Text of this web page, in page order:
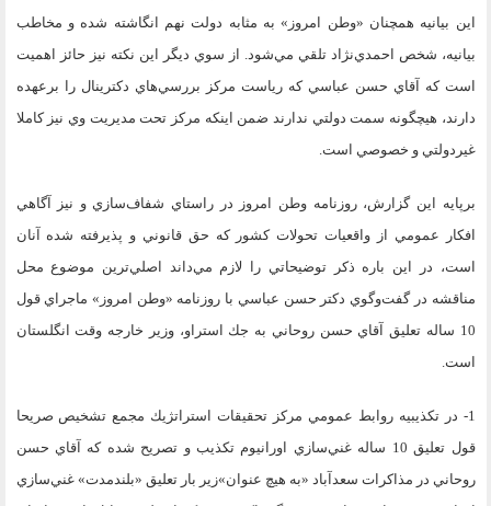
اين بيانيه همچنان «وطن امروز» به مثابه دولت نهم انگاشته شده و مخاطب
بيانيه، شخص احمدي‌نژاد تلقي مي‌شود. از سوي ديگر اين نكته نيز حائز اهميت
است كه آقاي حسن عباسي كه رياست مركز بررسي‌هاي دكترينال را برعهده
دارند، هيچگونه سمت دولتي ندارند ضمن اينكه مركز تحت مديريت وي نيز كاملا
غيردولتي و خصوصي است.
برپايه اين گزارش، روزنامه وطن امروز در راستاي شفاف‌سازي و نيز آگاهي
افكار عمومي از واقعيات تحولات كشور كه حق قانوني و پذيرفته شده آنان
است، در اين باره ذكر توضيحاتي را لازم مي‌داند اصلي‌ترين موضوع محل
مناقشه در گفت‌وگوي دكتر حسن عباسي با روزنامه «وطن امروز» ماجراي قول
10 ساله تعليق آقاي حسن روحاني به جك استراو، وزير خارجه وقت انگلستان
است.
1- در تكذيبيه روابط عمومي مركز تحقيقات استراتژيك مجمع تشخيص صريحا
قول تعليق 10 ساله غني‌سازي اورانيوم تكذيب و تصريح شده كه آقاي حسن
روحاني در مذاكرات سعدآباد «به هيچ عنوان»‌زير بار تعليق «بلندمدت» غني‌سازي